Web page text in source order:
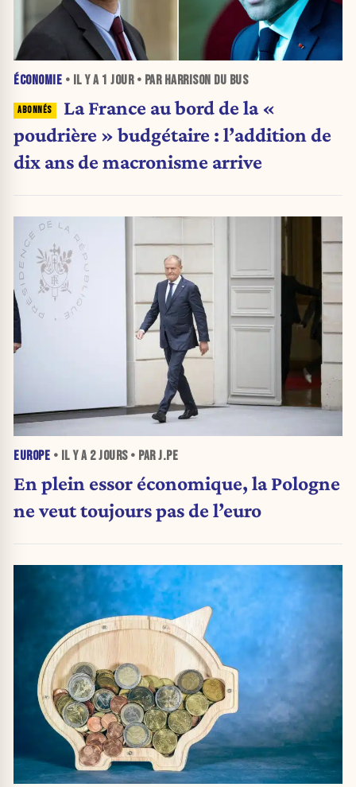
ÉCONOMIE • IL Y A 1 JOUR• PAR HARRISON DU BUS
La France au bord de la «
poudrière » budgétaire : l’addition de
dix ans de macronisme arrive
EUROPE • IL Y A 2 JOURS• PAR J.PE
En plein essor économique, la Pologne
ne veut toujours pas de l’euro